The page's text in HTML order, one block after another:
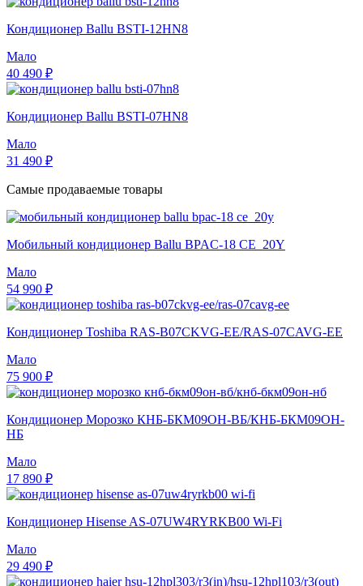
Кондиционер Ballu BSTI-12HN8
Мало
40 490 ₽
Кондиционер Ballu BSTI-07HN8
Мало
31 490 ₽
Самые продаваемые товары
Мобильный кондиционер Ballu BPAC-18 CE_20Y
Мало
54 990 ₽
Кондиционер Toshiba RAS-B07CKVG-EE/RAS-07CAVG-EE
Мало
75 900 ₽
Кондиционер Морозко КНБ-БКМ09ОН-ВБ/КНБ-БКМ09ОН-
НБ
Мало
17 890 ₽
Кондиционер Hisense AS-07UW4RYRKB00 Wi-Fi
Мало
29 490 ₽